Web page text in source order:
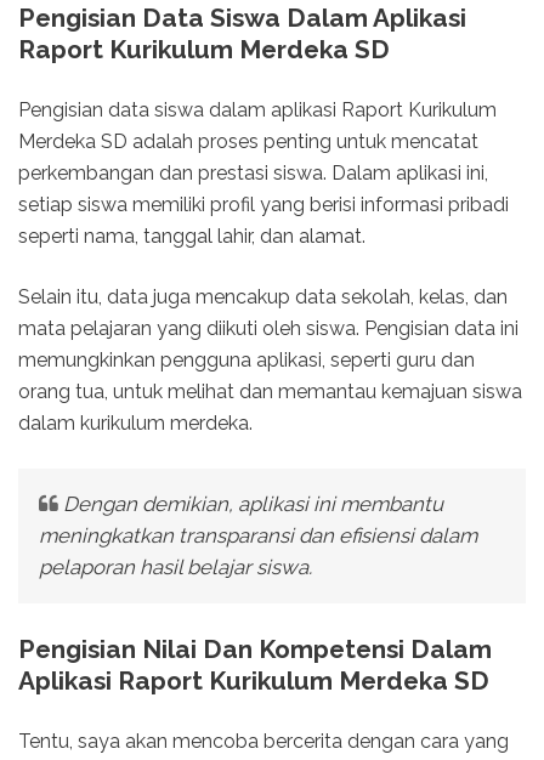
Pengisian Data Siswa Dalam Aplikasi
Raport Kurikulum Merdeka SD
Pengisian data siswa dalam aplikasi Raport Kurikulum
Merdeka SD adalah proses penting untuk mencatat
perkembangan dan prestasi siswa. Dalam aplikasi ini,
setiap siswa memiliki profil yang berisi informasi pribadi
seperti nama, tanggal lahir, dan alamat.
Selain itu, data juga mencakup data sekolah, kelas, dan
mata pelajaran yang diikuti oleh siswa. Pengisian data ini
memungkinkan pengguna aplikasi, seperti guru dan
orang tua, untuk melihat dan memantau kemajuan siswa
dalam kurikulum merdeka.
Dengan demikian, aplikasi ini membantu
meningkatkan transparansi dan efisiensi dalam
pelaporan hasil belajar siswa.
Pengisian Nilai Dan Kompetensi Dalam
Aplikasi Raport Kurikulum Merdeka SD
Tentu, saya akan mencoba bercerita dengan cara yang